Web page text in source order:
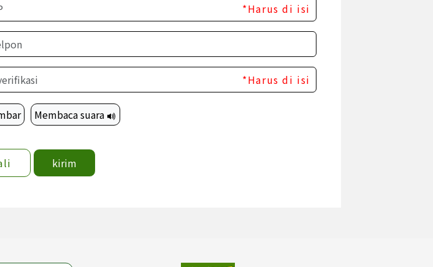
*Harus di isi
*Harus di isi
Membaca suara
kirim